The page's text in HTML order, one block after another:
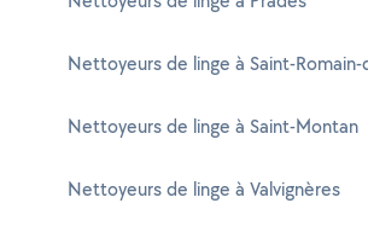
Nettoyeurs de linge à Saint-Romain-
Nettoyeurs de linge à Saint-Montan
Nettoyeurs de linge à Valvignères